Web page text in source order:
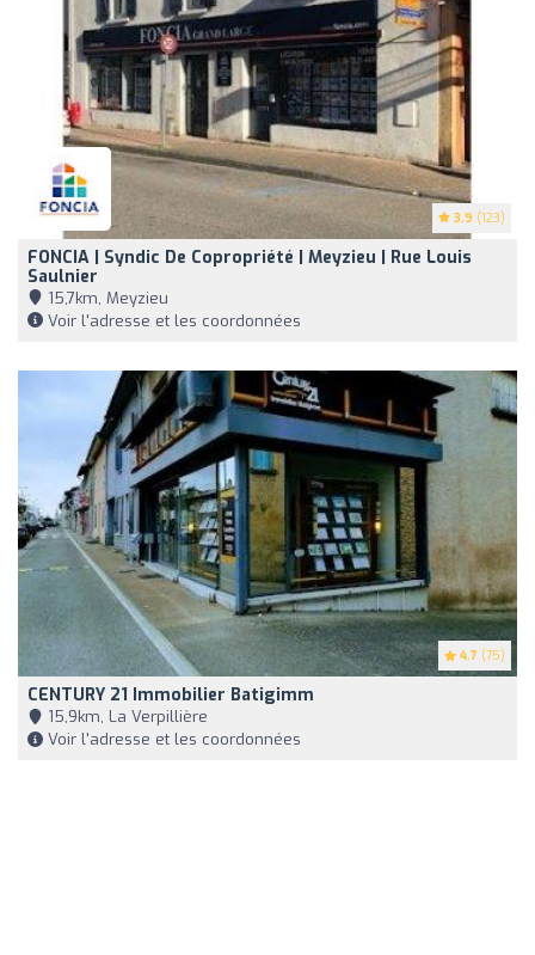
3.9 (123)
FONCIA | Syndic De Copropriété | Meyzieu | Rue Louis
Saulnier
15,7km, Meyzieu
Voir l'adresse et les coordonnées
4.7 (75)
CENTURY 21 Immobilier Batigimm
15,9km, La Verpillière
Voir l'adresse et les coordonnées